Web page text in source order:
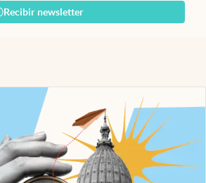
Recibir newsletter